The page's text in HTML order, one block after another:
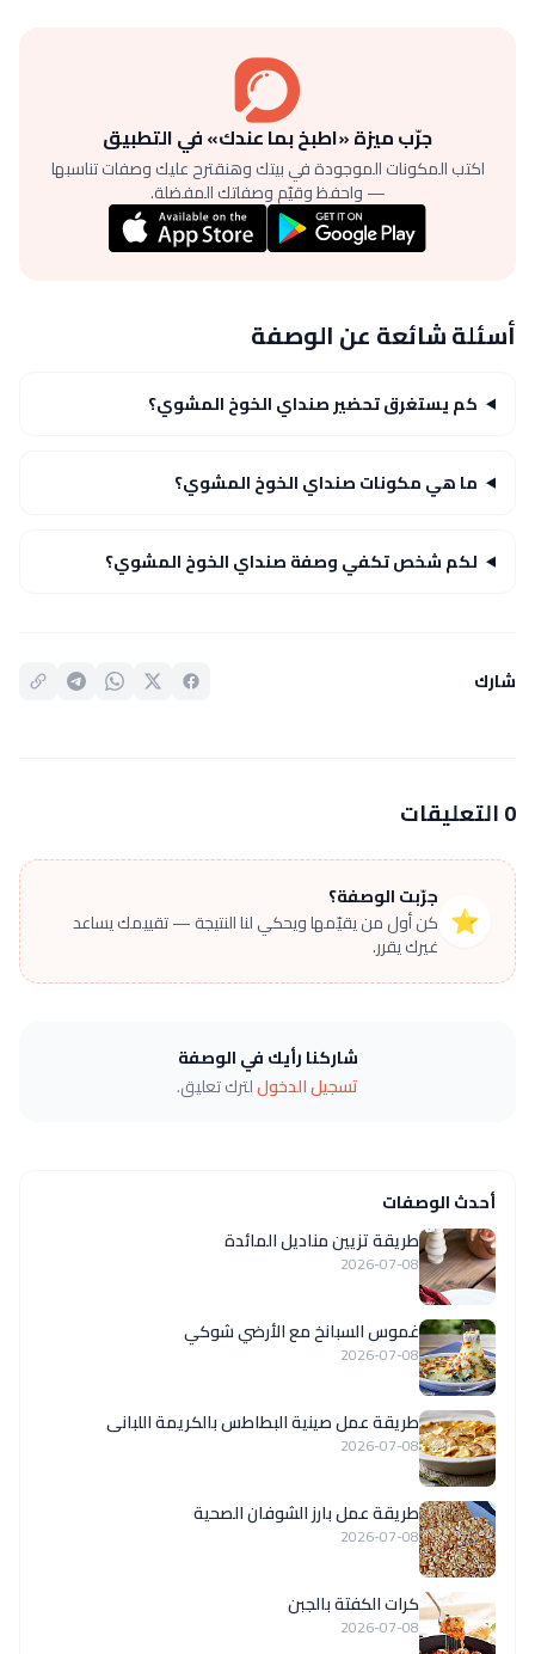
جرّب ميزة «اطبخ بما عندك» في التطبيق
اكتب المكونات الموجودة في بيتك وهنقترح عليك وصفات تناسبها
— واحفظ وقيّم وصفاتك المفضلة.
أسئلة شائعة عن الوصفة
كم يستغرق تحضير صنداي الخوخ المشوي؟
ما هي مكونات صنداي الخوخ المشوي؟
لكم شخص تكفي وصفة صنداي الخوخ المشوي؟
شارك
0 التعليقات
⭐
جرّبت الوصفة؟
كن أول من يقيّمها ويحكي لنا النتيجة — تقييمك يساعد
غيرك يقرر.
شاركنا رأيك في الوصفة
تسجيل الدخوللترك تعليق.
أحدث الوصفات
طريقة تزيين مناديل المائدة
2026-07-08
غموس السبانخ مع الأرضي شوكي
2026-07-08
طريقة عمل صينية البطاطس بالكريمة اللبانى
2026-07-08
طريقة عمل بارز الشوفان الصحية
2026-07-08
كرات الكفتة بالجبن
2026-07-08